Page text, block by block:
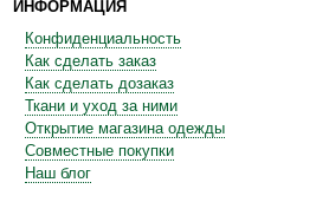
ИНФОРМАЦИЯ
Конфиденциальность
Как сделать заказ
Как сделать дозаказ
Ткани и уход за ними
Открытие магазина одежды
Совместные покупки
Наш блог